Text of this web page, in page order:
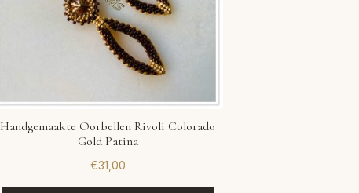
Handgemaakte Oorbellen Rivoli Colorado
Gold Patina
€31,00